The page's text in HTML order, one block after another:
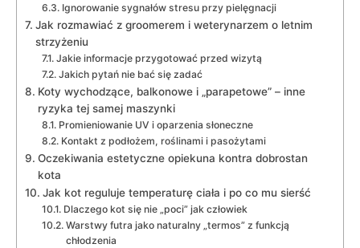
Ignorowanie sygnałów stresu przy pielęgnacji
Jak rozmawiać z groomerem i weterynarzem o letnim
strzyżeniu
Jakie informacje przygotować przed wizytą
Jakich pytań nie bać się zadać
Koty wychodzące, balkonowe i „parapetowe” – inne
ryzyka tej samej maszynki
Promieniowanie UV i oparzenia słoneczne
Kontakt z podłożem, roślinami i pasożytami
Oczekiwania estetyczne opiekuna kontra dobrostan
kota
Jak kot reguluje temperaturę ciała i po co mu sierść
Dlaczego kot się nie „poci” jak człowiek
Warstwy futra jako naturalny „termos” z funkcją
chłodzenia